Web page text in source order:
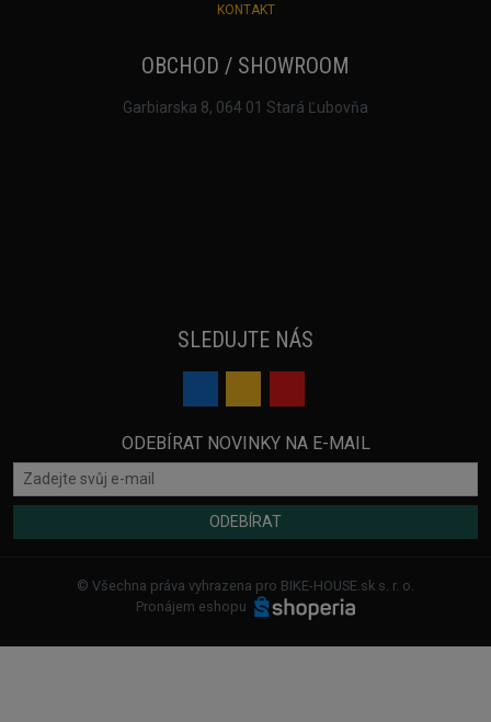
KONTAKT
OBCHOD / SHOWROOM
Garbiarska 8, 064 01 Stará Ľubovňa
SLEDUJTE NÁS
ODEBÍRAT NOVINKY NA E-MAIL
ODEBÍRAT
© Všechna práva vyhrazena pro BIKE-HOUSE.sk s. r. o.
Pronájem eshopu